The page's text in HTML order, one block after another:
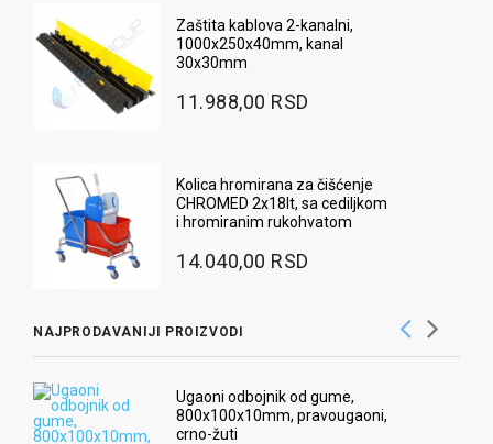
Zaštita kablova 2-kanalni,
1000x250x40mm, kanal
30x30mm
11.988,00 RSD
Kolica hromirana za čišćenje
CHROMED 2x18lt, sa cediljkom
i hromiranim rukohvatom
14.040,00 RSD
NAJPRODAVANIJI PROIZVODI
Ugaoni odbojnik od gume,
800x100x10mm, pravougaoni,
crno-žuti